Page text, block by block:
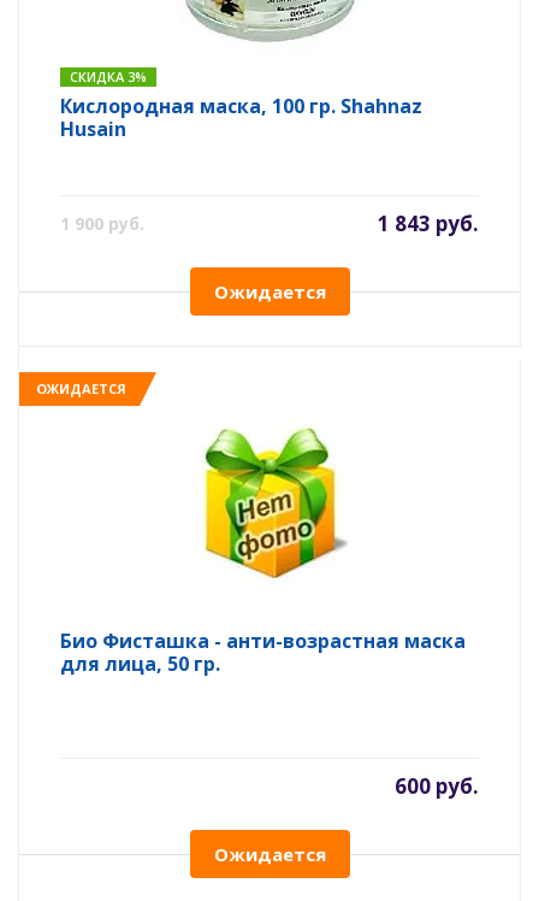
СКИДКА 3%
Кислородная маска, 100 гр. Shahnaz
Husain
1 900 руб. 1 843 руб.
Ожидается
ОЖИДАЕТСЯ
Био Фисташка - анти-возрастная маска
для лица, 50 гр.
600 руб.
Ожидается